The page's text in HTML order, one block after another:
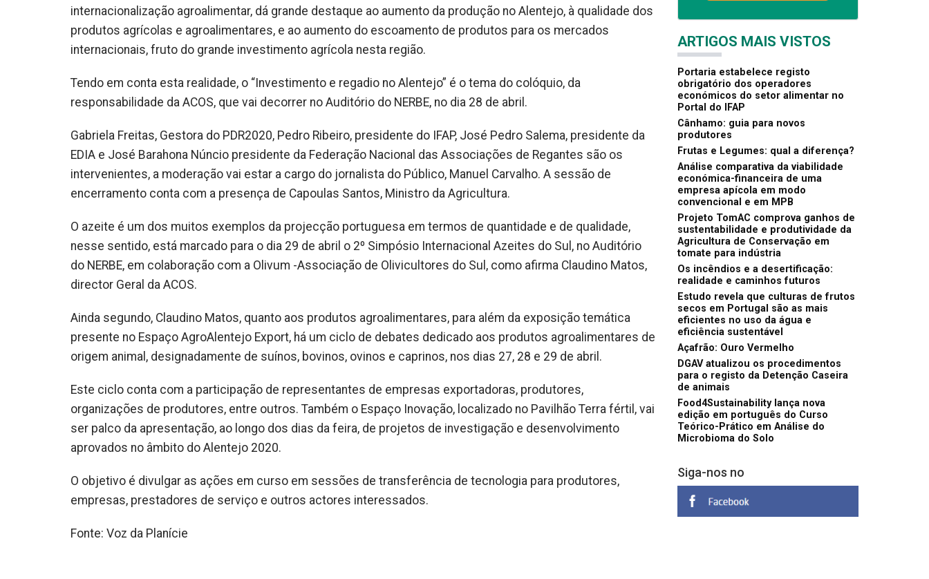
internacionalização agroalimentar, dá grande destaque ao aumento da produção no Alentejo, à qualidade dos
produtos agrícolas e agroalimentares, e ao aumento do escoamento de produtos para os mercados
internacionais, fruto do grande investimento agrícola nesta região.
Tendo em conta esta realidade, o “Investimento e regadio no Alentejo” é o tema do colóquio, da
responsabilidade da ACOS, que vai decorrer no Auditório do NERBE, no dia 28 de abril.
Gabriela Freitas, Gestora do PDR2020, Pedro Ribeiro, presidente do IFAP, José Pedro Salema, presidente da
EDIA e José Barahona Núncio presidente da Federação Nacional das Associações de Regantes são os
intervenientes, a moderação vai estar a cargo do jornalista do Público, Manuel Carvalho. A sessão de
encerramento conta com a presença de Capoulas Santos, Ministro da Agricultura.
O azeite é um dos muitos exemplos da projecção portuguesa em termos de quantidade e de qualidade,
nesse sentido, está marcado para o dia 29 de abril o 2º Simpósio Internacional Azeites do Sul, no Auditório
do NERBE, em colaboração com a Olivum -Associação de Olivicultores do Sul, como afirma Claudino Matos,
director Geral da ACOS.
Ainda segundo, Claudino Matos, quanto aos produtos agroalimentares, para além da exposição temática
presente no Espaço AgroAlentejo Export, há um ciclo de debates dedicado aos produtos agroalimentares de
origem animal, designadamente de suínos, bovinos, ovinos e caprinos, nos dias 27, 28 e 29 de abril.
Este ciclo conta com a participação de representantes de empresas exportadoras, produtores,
organizações de produtores, entre outros. Também o Espaço Inovação, localizado no Pavilhão Terra fértil, vai
ser palco da apresentação, ao longo dos dias da feira, de projetos de investigação e desenvolvimento
aprovados no âmbito do Alentejo 2020.
O objetivo é divulgar as ações em curso em sessões de transferência de tecnologia para produtores,
empresas, prestadores de serviço e outros actores interessados.
Fonte: Voz da Planície
ARTIGOS MAIS VISTOS
Portaria estabelece registo
obrigatório dos operadores
económicos do setor alimentar no
Portal do IFAP
Cânhamo: guia para novos
produtores
Frutas e Legumes: qual a diferença?
Análise comparativa da viabilidade
económica-financeira de uma
empresa apícola em modo
convencional e em MPB
Projeto TomAC comprova ganhos de
sustentabilidade e produtividade da
Agricultura de Conservação em
tomate para indústria
Os incêndios e a desertificação:
realidade e caminhos futuros
Estudo revela que culturas de frutos
secos em Portugal são as mais
eficientes no uso da água e
eficiência sustentável
Açafrão: Ouro Vermelho
DGAV atualizou os procedimentos
para o registo da Detenção Caseira
de animais
Food4Sustainability lança nova
edição em português do Curso
Teórico-Prático em Análise do
Microbioma do Solo
Siga-nos no